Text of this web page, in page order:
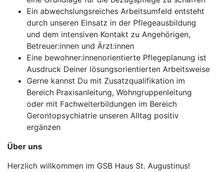
Ein abwechslungsreiches Arbeitsumfeld entsteht
durch unseren Einsatz in der Pflegeausbildung
und dem intensiven Kontakt zu Angehörigen,
Betreuer:innen und Ärzt:innen
Eine bewohner:innenorientierte Pflegeplanung ist
Ausdruck Deiner lösungsorientierten Arbeitsweise
Gerne kannst Du mit Zusatzqualifikation im
Bereich Praxisanleitung, Wohngruppenleitung
oder mit Fachweiterbildungen im Bereich
Gerontopsychiatrie unseren Alltag positiv
ergänzen
Über uns
Herzlich willkommen im GSB Haus St. Augustinus!